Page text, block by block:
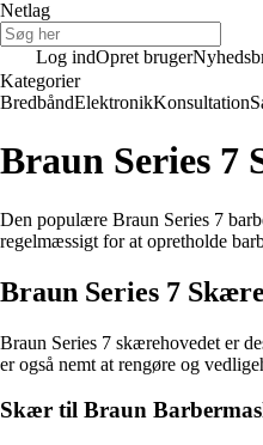
Netlag
Log indOpret bruger
Kategorier
BredbåndElektronikKonsultation
Braun Series 7
Den populære Braun Series 7
regelmæssigt for at opretholde
Braun Series 7
Braun Series 7 skærehovedet er
er også nemt at rengøre og
Skær til Braun